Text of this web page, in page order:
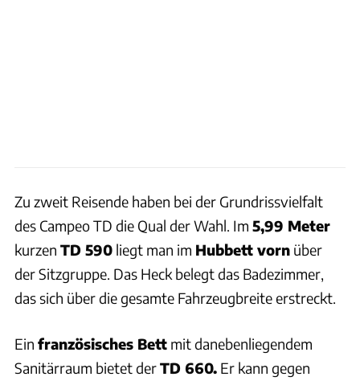
Zu zweit Reisende haben bei der Grundrissvielfalt
des Campeo TD die Qual der Wahl. Im 5,99 Meter
kurzen TD 590 liegt man im Hubbett vorn über
der Sitzgruppe. Das Heck belegt das Badezimmer,
das sich über die gesamte Fahrzeugbreite erstreckt.
Ein französisches Bett mit danebenliegendem
Sanitärraum bietet derTD 660. Er kann gegen